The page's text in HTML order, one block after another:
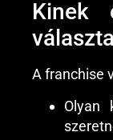
Kinek
A franchise
Olyan